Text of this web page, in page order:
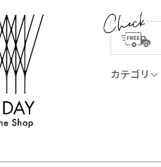
カテゴリ